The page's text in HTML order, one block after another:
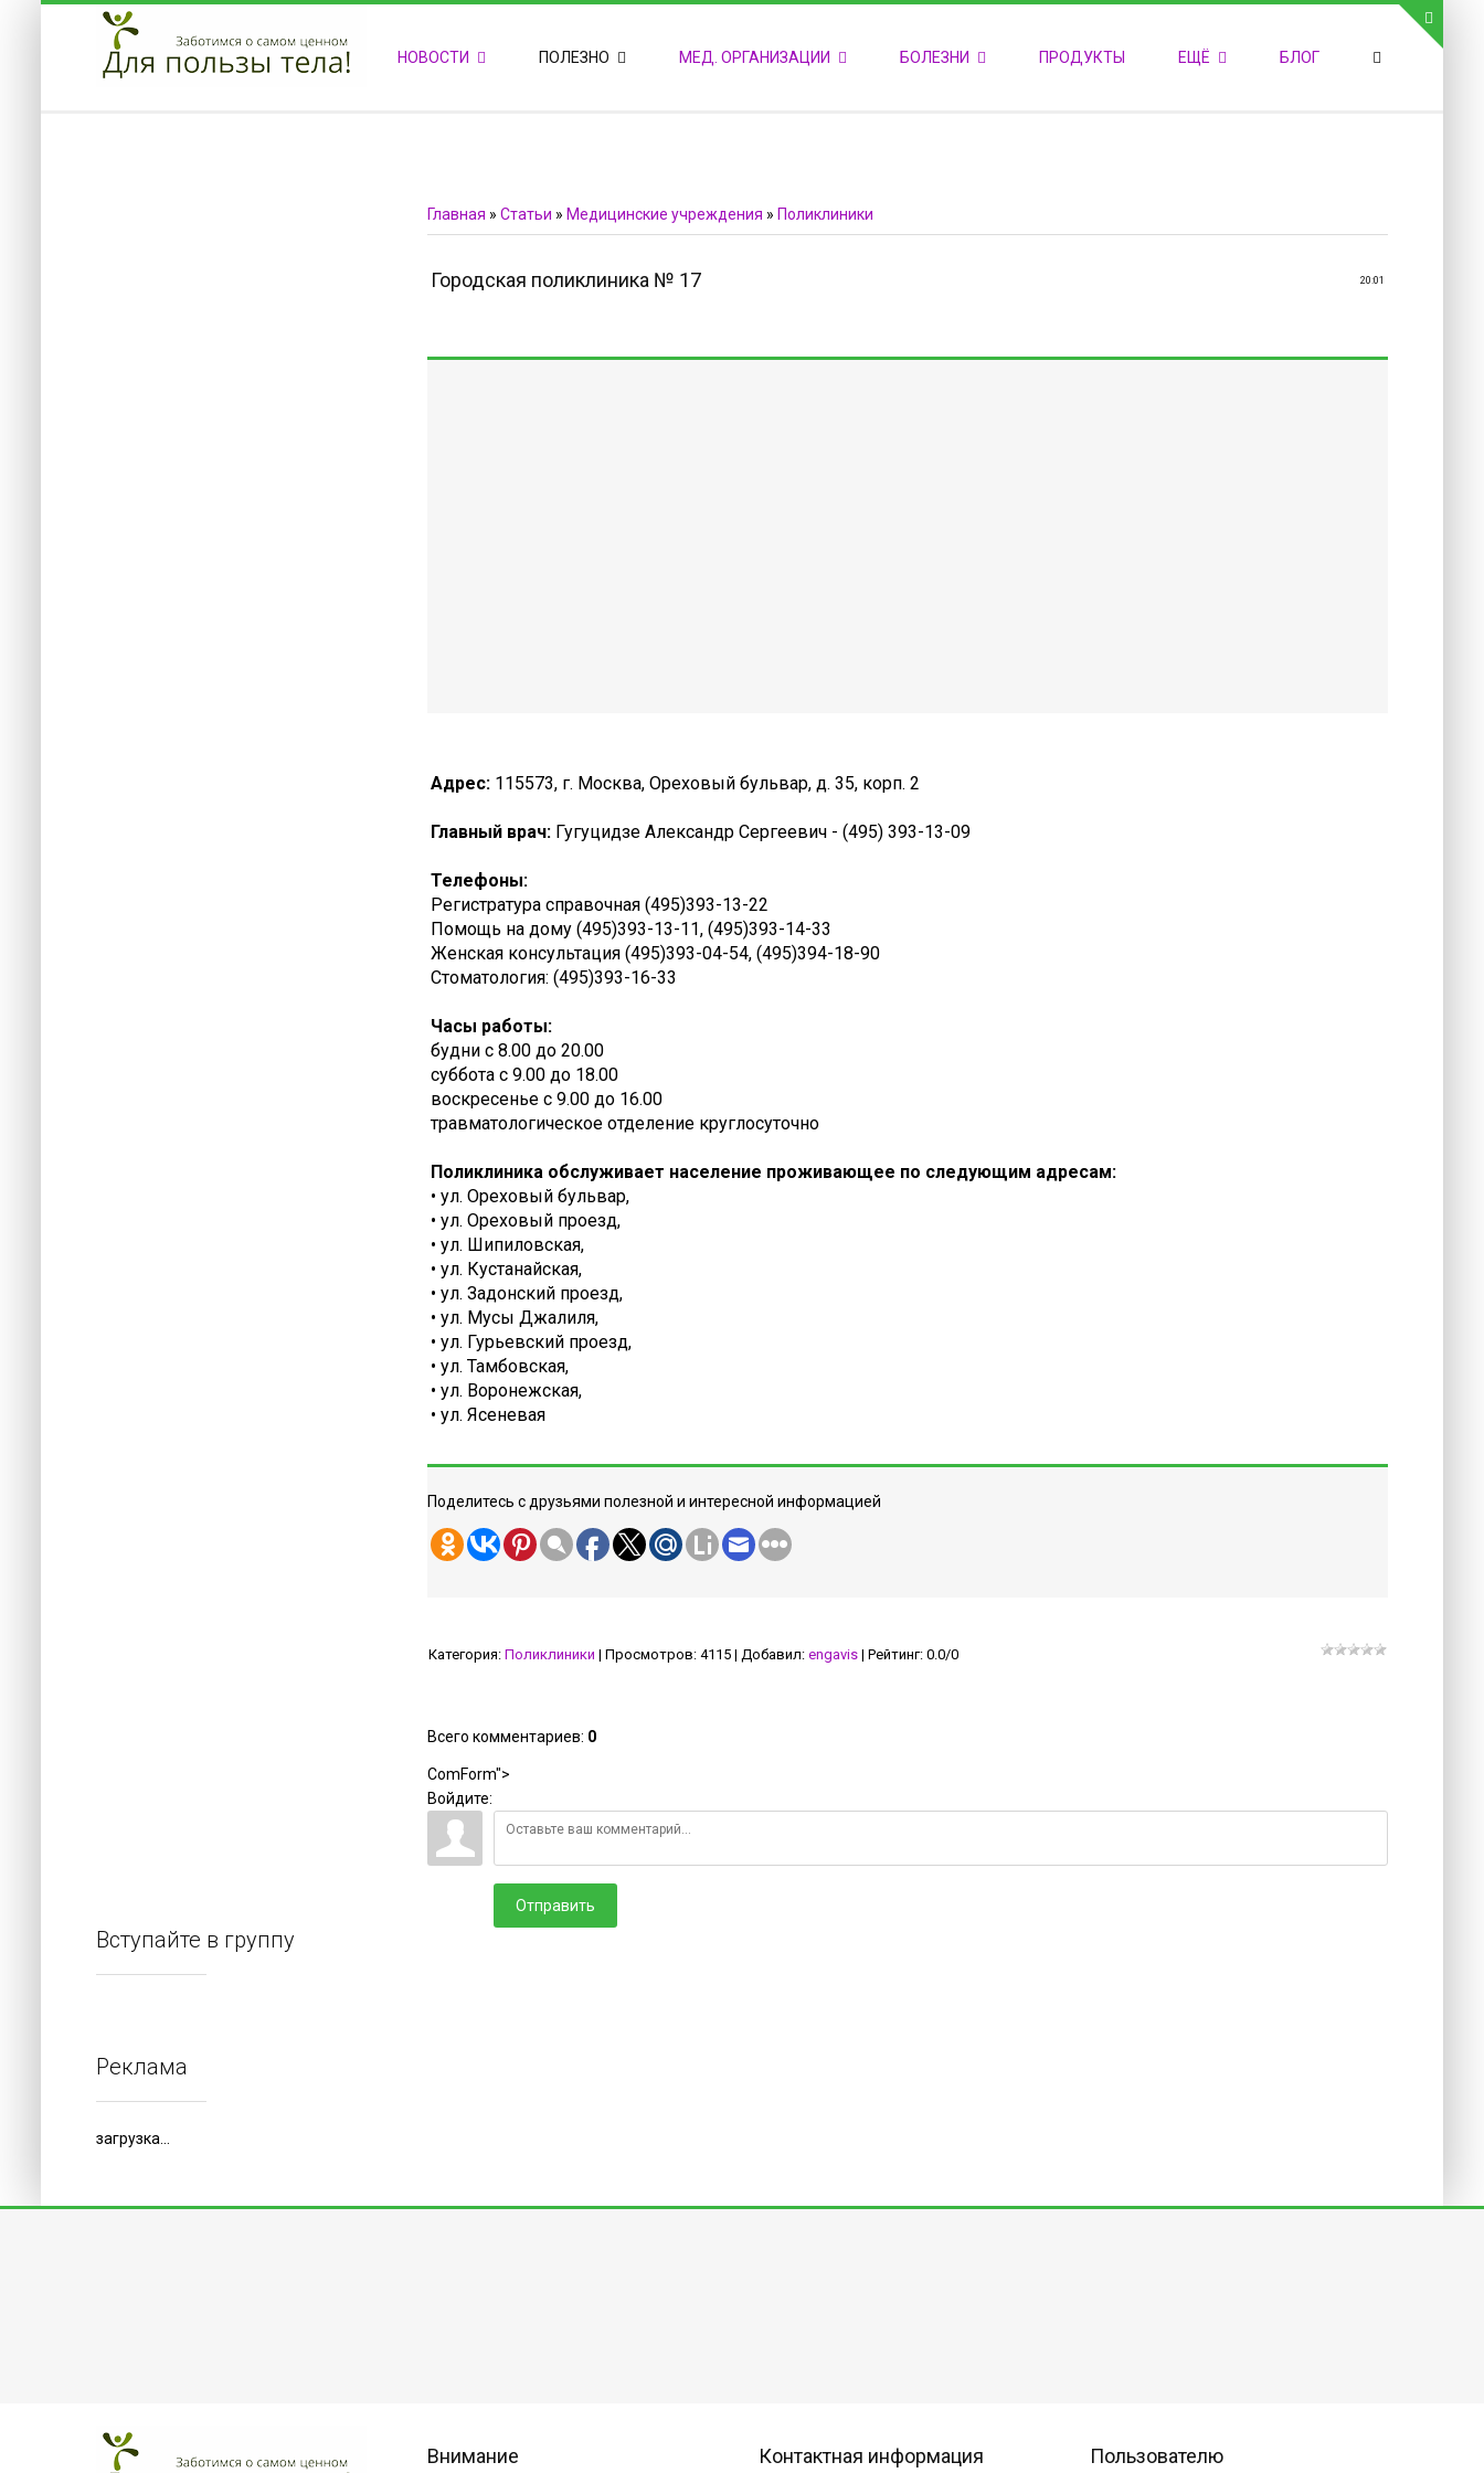
ПРИВЕТСТВУЕМ НА НАШЕМ САЙТЕ
Блок скоро обновится
ПОПУЛЯРНЫЕ НОВОСТИ СВЯЗЬ С АДМИНИСТРАЦИЕЙ САЙТА
Телефон:
НОВОСТИ ПОЛЕЗНО МЕД. ОРГАНИЗАЦИИ БОЛЕЗНИ ПРОДУКТЫ ЕЩЁ БЛОГ
Главная » Статьи » Медицинские учреждения » Поликлиники
20:01
Городская поликлиника № 17
Адрес: 115573, г. Москва, Ореховый бульвар, д. 35, корп. 2
Главный врач: Гугуцидзе Александр Сергеевич - (495) 393-13-09
Телефоны:
Регистратура справочная (495)393-13-22
Помощь на дому (495)393-13-11, (495)393-14-33
Женская консультация (495)393-04-54, (495)394-18-90
Стоматология: (495)393-16-33
Часы работы:
будни с 8.00 до 20.00
суббота с 9.00 до 18.00
воскресенье с 9.00 до 16.00
травматологическое отделение круглосуточно
Поликлиника обслуживает население проживающее по следующим адресам:
• ул. Ореховый бульвар,
• ул. Ореховый проезд,
• ул. Шипиловская,
• ул. Кустанайская,
• ул. Задонский проезд,
• ул. Мусы Джалиля,
• ул. Гурьевский проезд,
• ул. Тамбовская,
• ул. Воронежская,
• ул. Ясеневая
Поделитесь с друзьями полезной и интересной информацией
Категория: Поликлиники | Просмотров: 4115 | Добавил: engavis | Рейтинг: 0.0/0
Всего комментариев: 0
ComForm">
Войдите:
Отправить
Вступайте в группу
Реклама
загрузка...
Внимание Контактная информация Пользователю